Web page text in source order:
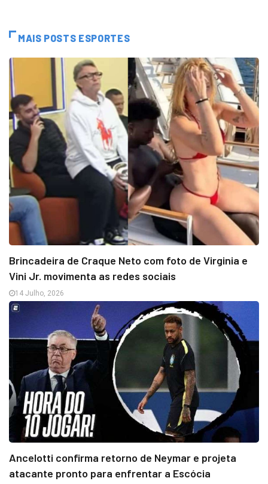
MAIS POSTS ESPORTES
Brincadeira de Craque Neto com foto de Virginia e
Vini Jr. movimenta as redes sociais
14 Julho, 2026
Ancelotti confirma retorno de Neymar e projeta
atacante pronto para enfrentar a Escócia